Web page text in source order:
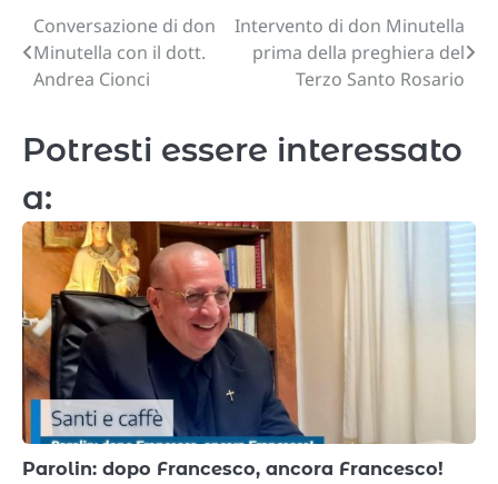
Navigazione
articoli
Conversazione di don
Minutella con il dott.
Andrea Cionci
Intervento di don Minutella
prima della preghiera del
Terzo Santo Rosario
Potresti essere interessato
a:
Parolin: dopo Francesco, ancora Francesco!